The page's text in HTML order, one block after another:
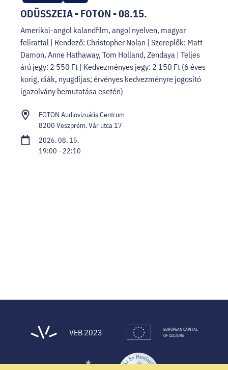
ODÜSSZEIA - FOTON - 08.15.
Amerikai-angol kalandfilm, angol nyelven, magyar
felirattal | Rendező: Christopher Nolan | Szereplők: Matt
Damon, Anne Hathaway, Tom Holland, Zendaya | Teljes
árú jegy: 2 550 Ft | Kedvezményes jegy: 2 150 Ft (6 éves
korig, diák, nyugdíjas; érvényes kedvezményre jogosító
igazolvány bemutatása esetén)
FOTON Audiovizuális Centrum
8200 Veszprém, Vár utca 17
2026. 08. 15.
19:00 - 22:10
VEB 2023
EUROPEAN CAPITAL
OF CULTURE